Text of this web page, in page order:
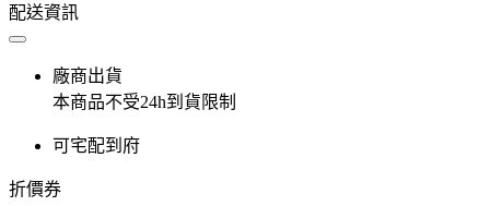
配送資訊
廠商出貨
本商品不受24h到貨限制
可宅配到府
折價券